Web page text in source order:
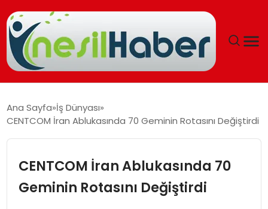
YAŞAM
EĞITIM
Ana Sayfa İş Dünyası
CENTCOM İran Ablukasında 70 Geminin Rotasını Değiştirdi
CENTCOM İran Ablukasında 70
Geminin Rotasını Değiştirdi